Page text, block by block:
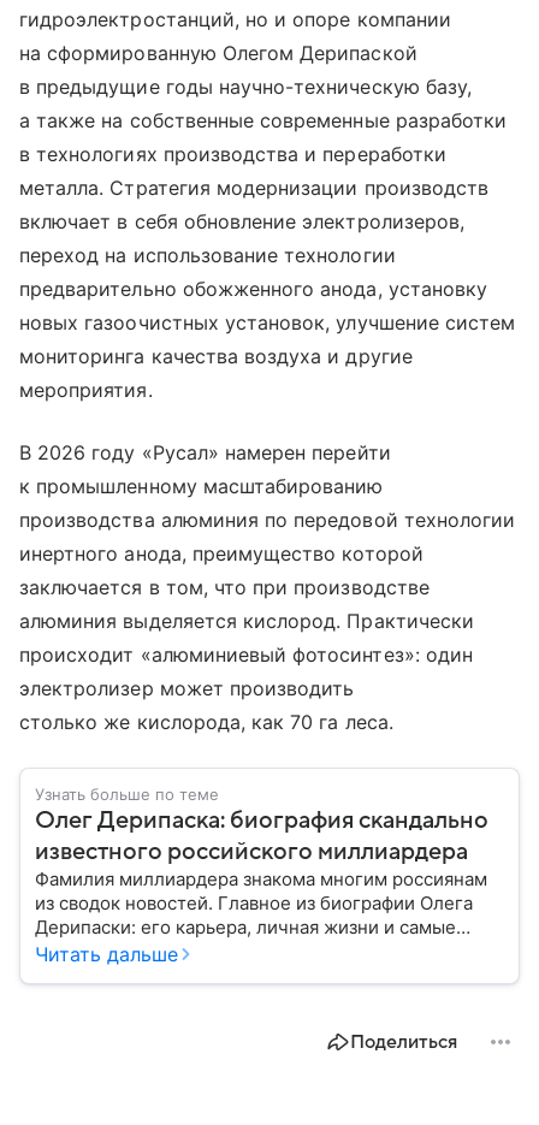
гидроэлектростанций, но и опоре компании
на сформированную Олегом Дерипаской
в предыдущие годы научно-техническую базу,
а также на собственные современные разработки
в технологиях производства и переработки
металла. Стратегия модернизации производств
включает в себя обновление электролизеров,
переход на использование технологии
предварительно обожженного анода, установку
новых газоочистных установок, улучшение систем
мониторинга качества воздуха и другие
мероприятия.
В 2026 году «Русал» намерен перейти
к промышленному масштабированию
производства алюминия по передовой технологии
инертного анода, преимущество которой
заключается в том, что при производстве
алюминия выделяется кислород. Практически
происходит «алюминиевый фотосинтез»: один
электролизер может производить
столько же кислорода, как 70 га леса.
Узнать больше по теме
Олег Дерипаска: биография скандально
известного российского миллиардера
Фамилия миллиардера знакома многим россиянам
из сводок новостей. Главное из биографии Олега
Дерипаски: его карьера, личная жизни и самые
громкие дела в суде.
Читать дальше
Поделиться